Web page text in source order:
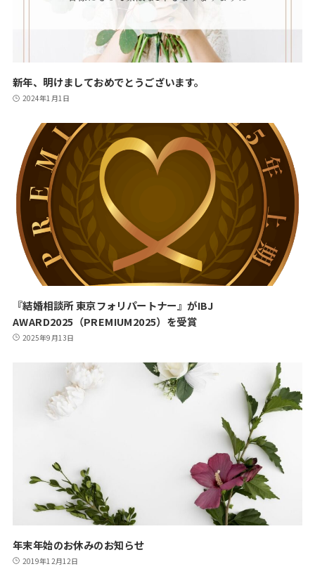
新年、明けましておめでとうございます。
2024年1月1日
『結婚相談所 東京フォリパートナー』がIBJ
AWARD2025（PREMIUM2025）を受賞
2025年9月13日
年末年始のお休みのお知らせ
2019年12月12日